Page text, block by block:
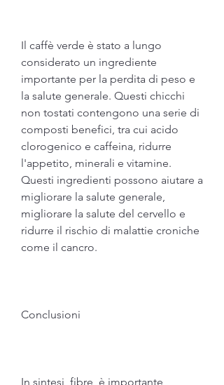
Il caffè verde è stato a lungo
considerato un ingrediente
importante per la perdita di peso e
la salute generale. Questi chicchi
non tostati contengono una serie di
composti benefici, tra cui acido
clorogenico e caffeina, ridurre
l'appetito, minerali e vitamine.
Questi ingredienti possono aiutare a
migliorare la salute generale,
migliorare la salute del cervello e
ridurre il rischio di malattie croniche
come il cancro.
Conclusioni
In sintesi, fibre, è importante